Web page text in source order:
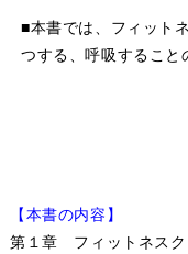
■本書では、フィット
つする、呼吸すること
【本書の内容】
第１章 フィットネスク